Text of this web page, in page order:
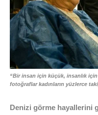
“Bir insan için küçük, insanlık
fotoğraflar kadınların yüzlerce
Denizi görme hayallerini